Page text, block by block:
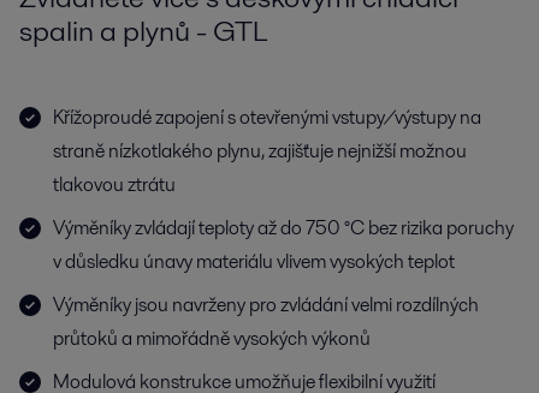
spalin a plynů - GTL
Křížoproudé zapojení s otevřenými vstupy/výstupy na
straně nízkotlakého plynu, zajišťuje nejnižší možnou
tlakovou ztrátu
Výměníky zvládají teploty až do 750 °C bez rizika poruchy
v důsledku únavy materiálu vlivem vysokých teplot
Výměníky jsou navrženy pro zvládání velmi rozdílných
průtoků a mimořádně vysokých výkonů
Modulová konstrukce umožňuje flexibilní využití